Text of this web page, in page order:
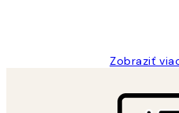
Zobraziť